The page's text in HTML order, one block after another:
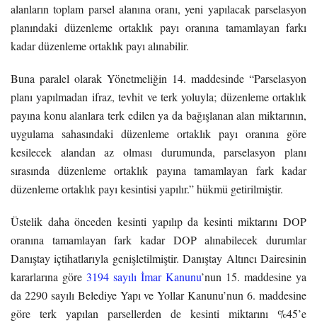
alanların toplam parsel alanına oranı, yeni yapılacak parselasyon
planındaki düzenleme ortaklık payı oranına tamamlayan farkı
kadar düzenleme ortaklık payı alınabilir.
Buna paralel olarak Yönetmeliğin 14. maddesinde “Parselasyon
planı yapılmadan ifraz, tevhit ve terk yoluyla; düzenleme ortaklık
payına konu alanlara terk edilen ya da bağışlanan alan miktarının,
uygulama sahasındaki düzenleme ortaklık payı oranına göre
kesilecek alandan az olması durumunda, parselasyon planı
sırasında düzenleme ortaklık payına tamamlayan fark kadar
düzenleme ortaklık payı kesintisi yapılır.” hükmü getirilmiştir.
Üstelik daha önceden kesinti yapılıp da kesinti miktarını DOP
oranına tamamlayan fark kadar DOP alınabilecek durumlar
Danıştay içtihatlarıyla genişletilmiştir. Danıştay Altıncı Dairesinin
kararlarına göre 3194 sayılı İmar Kanunu’nun 15. maddesine ya
da 2290 sayılı Belediye Yapı ve Yollar Kanunu’nun 6. maddesine
göre terk yapılan parsellerden de kesinti miktarını %45’e